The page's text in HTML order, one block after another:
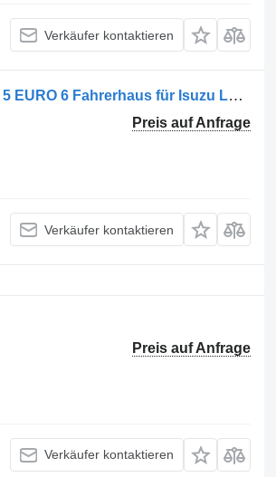
Verkäufer kontaktieren
Isuzu WIDE 2040mm NPR NQR RH DRIVE 2008 -> EURO 5 EURO 6 Fahrerhaus für Isuzu LKW
Preis auf Anfrage
Verkäufer kontaktieren
Preis auf Anfrage
Verkäufer kontaktieren